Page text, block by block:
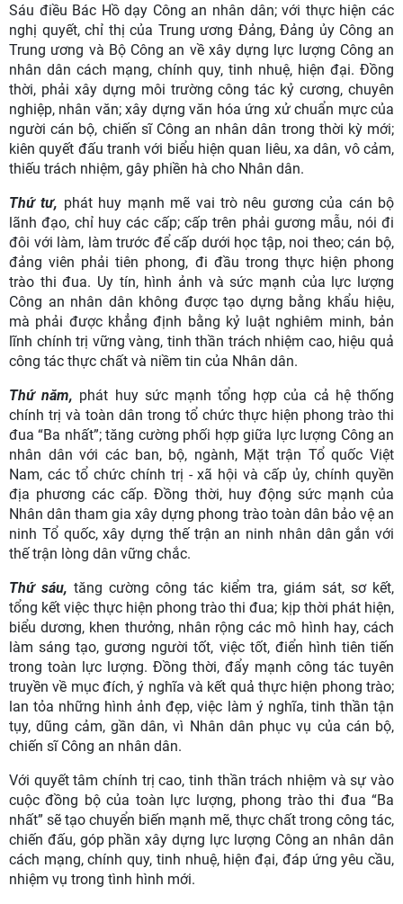
Sáu điều Bác Hồ dạy Công an nhân dân; với thực hiện các
nghị quyết, chỉ thị của Trung ương Đảng, Đảng ủy Công an
Trung ương và Bộ Công an về xây dựng lực lượng Công an
nhân dân cách mạng, chính quy, tinh nhuệ, hiện đại. Đồng
thời, phải xây dựng môi trường công tác kỷ cương, chuyên
nghiệp, nhân văn; xây dựng văn hóa ứng xử chuẩn mực của
người cán bộ, chiến sĩ Công an nhân dân trong thời kỳ mới;
kiên quyết đấu tranh với biểu hiện quan liêu, xa dân, vô cảm,
thiếu trách nhiệm, gây phiền hà cho Nhân dân.
Thứ tư, phát huy mạnh mẽ vai trò nêu gương của cán bộ
lãnh đạo, chỉ huy các cấp; cấp trên phải gương mẫu, nói đi
đôi với làm, làm trước để cấp dưới học tập, noi theo; cán bộ,
đảng viên phải tiên phong, đi đầu trong thực hiện phong
trào thi đua. Uy tín, hình ảnh và sức mạnh của lực lượng
Công an nhân dân không được tạo dựng bằng khẩu hiệu,
mà phải được khẳng định bằng kỷ luật nghiêm minh, bản
lĩnh chính trị vững vàng, tinh thần trách nhiệm cao, hiệu quả
công tác thực chất và niềm tin của Nhân dân.
Thứ năm, phát huy sức mạnh tổng hợp của cả hệ thống
chính trị và toàn dân trong tổ chức thực hiện phong trào thi
đua “Ba nhất”; tăng cường phối hợp giữa lực lượng Công an
nhân dân với các ban, bộ, ngành, Mặt trận Tổ quốc Việt
Nam, các tổ chức chính trị - xã hội và cấp ủy, chính quyền
địa phương các cấp. Đồng thời, huy động sức mạnh của
Nhân dân tham gia xây dựng phong trào toàn dân bảo vệ an
ninh Tổ quốc, xây dựng thế trận an ninh nhân dân gắn với
thế trận lòng dân vững chắc.
Thứ sáu, tăng cường công tác kiểm tra, giám sát, sơ kết,
tổng kết việc thực hiện phong trào thi đua; kịp thời phát hiện,
biểu dương, khen thưởng, nhân rộng các mô hình hay, cách
làm sáng tạo, gương người tốt, việc tốt, điển hình tiên tiến
trong toàn lực lượng. Đồng thời, đẩy mạnh công tác tuyên
truyền về mục đích, ý nghĩa và kết quả thực hiện phong trào;
lan tỏa những hình ảnh đẹp, việc làm ý nghĩa, tinh thần tận
tụy, dũng cảm, gần dân, vì Nhân dân phục vụ của cán bộ,
chiến sĩ Công an nhân dân.
Với quyết tâm chính trị cao, tinh thần trách nhiệm và sự vào
cuộc đồng bộ của toàn lực lượng, phong trào thi đua “Ba
nhất” sẽ tạo chuyển biến mạnh mẽ, thực chất trong công tác,
chiến đấu, góp phần xây dựng lực lượng Công an nhân dân
cách mạng, chính quy, tinh nhuệ, hiện đại, đáp ứng yêu cầu,
nhiệm vụ trong tình hình mới.